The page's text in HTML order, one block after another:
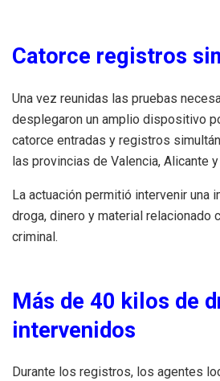
Catorce registros
Una vez reunidas las pruebas
desplegaron un amplio dispositivo
catorce entradas y registros
las provincias de Valencia, Alicante
La actuación permitió intervenir una
droga, dinero y material relacionado
criminal.
Más de 40 kilos de
intervenidos
Durante los registros, los agentes